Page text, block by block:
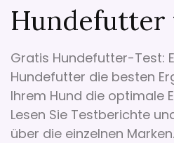
Hundefutter
Gratis Hundefutter-Test:
Hundefutter die besten
Ihrem Hund die optimale
Lesen Sie Testberichte
über die einzelnen Marken.